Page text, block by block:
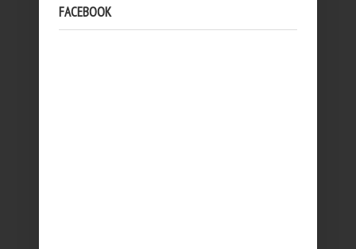
FACEBOOK